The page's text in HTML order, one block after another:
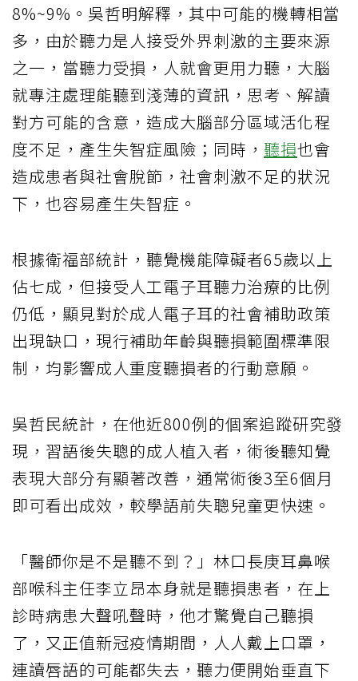
8%~9%。吳哲明解釋，其中可能的機轉相當
多，由於聽力是人接受外界刺激的主要來源
之一，當聽力受損，人就會更用力聽，大腦
就專注處理能聽到淺薄的資訊，思考、解讀
對方可能的含意，造成大腦部分區域活化程
度不足，產生失智症風險；同時， 聽損也會
造成患者與社會脫節，社會刺激不足的狀況
下，也容易產生失智症。
根據衛福部統計，聽覺機能障礙者65歲以上
佔七成，但接受人工電子耳聽力治療的比例
仍低，顯見對於成人電子耳的社會補助政策
出現缺口，現行補助年齡與聽損範圍標準限
制，均影響成人重度聽損者的行動意願。
吳哲民統計，在他近800例的個案追蹤研究發
現，習語後失聰的成人植入者，術後聽知覺
表現大部分有顯著改善，通常術後3至6個月
即可看出成效，較學語前失聰兒童更快速。
「醫師你是不是聽不到？」林口長庚耳鼻喉
部喉科主任李立昂本身就是聽損患者，在上
診時病患大聲吼聲時，他才驚覺自己聽損
了，又正值新冠疫情期間，人人戴上口罩，
連讀唇語的可能都失去，聽力便開始垂直下